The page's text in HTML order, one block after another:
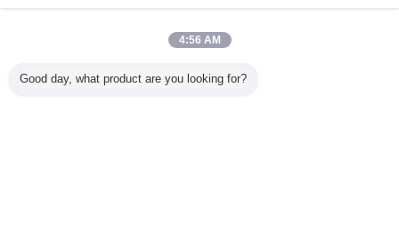
ring
Doorgaan
4:56 AM
Good day, what product are you looking for?